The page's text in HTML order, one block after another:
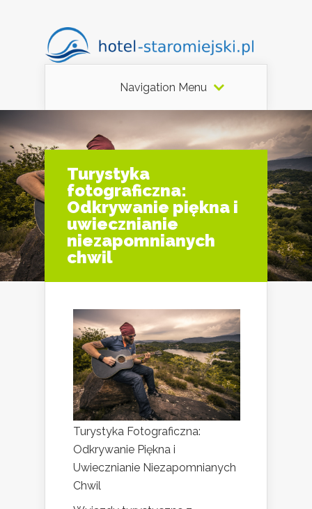
Navigation Menu
Turystyka
fotograficzna:
Odkrywanie piękna i
uwiecznianie
niezapomnianych
chwil
Turystyka Fotograficzna:
Odkrywanie Piękna i
Uwiecznianie Niezapomnianych
Chwil